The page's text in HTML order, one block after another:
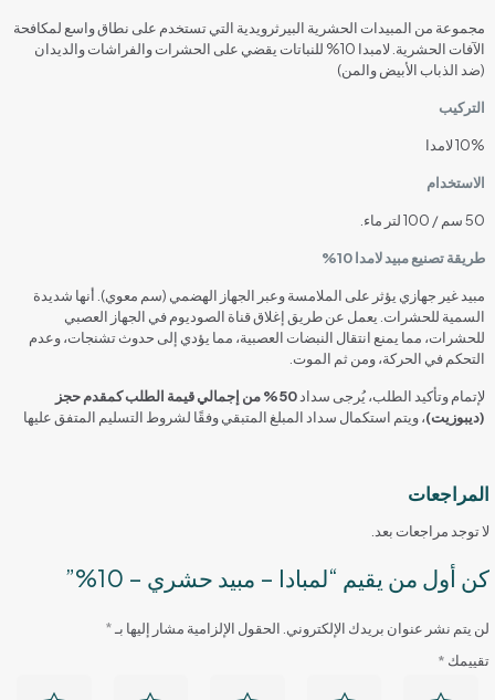
مجموعة من المبيدات الحشرية البيرثرويدية التي تستخدم على نطاق واسع لمكافحة
الآفات الحشرية. لامبدا 10% للنباتات يقضي على الحشرات والفراشات والديدان
(ضد الذباب الأبيض والمن)
التركيب
10% لامدا
الاستخدام
50 سم / 100 لتر ماء.
طريقة تصنيع مبيد لامدا 10%
مبيد غير جهازي يؤثر على الملامسة وعبر الجهاز الهضمي (سم معوي). أنها شديدة
السمية للحشرات. يعمل عن طريق إغلاق قناة الصوديوم في الجهاز العصبي
للحشرات، مما يمنع انتقال النبضات العصبية، مما يؤدي إلى حدوث تشنجات، وعدم
التحكم في الحركة، ومن ثم الموت.
لإتمام وتأكيد الطلب، يُرجى سداد
50% من إجمالي قيمة الطلب كمقدم حجز
(ديبوزيت)، ويتم استكمال سداد المبلغ المتبقي وفقًا لشروط التسليم المتفق عليها
المراجعات
لا توجد مراجعات بعد.
كن أول من يقيم “لمبادا – مبيد حشري – 10%”
لن يتم نشر عنوان بريدك الإلكتروني. الحقول الإلزامية مشار إليها بـ*
تقييمك *